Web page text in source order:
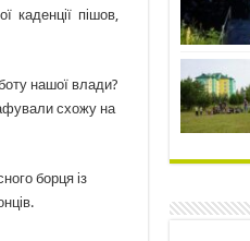
каденції пішов,
нашої влади?
схожу на
борця із